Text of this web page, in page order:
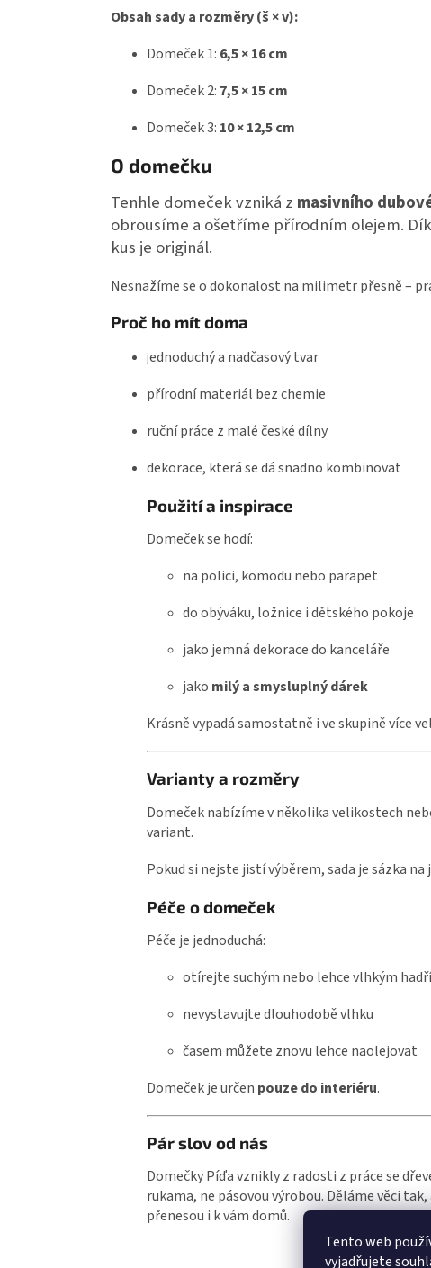
Tento web
vyjadřujete
Obsah sady a rozměry (š × v):
Domeček 1: 6,5 × 16 cm
Domeček 2: 7,5 × 15 cm
Domeček 3: 10 × 12,5 cm
O domečku
Tenhle domeček vzniká z masivního
obrousíme a ošetříme přírodním olejem.
kus je originál.
Nesnažíme se o dokonalost na milimetr přesně –
Proč ho mít doma
jednoduchý a nadčasový tvar
přírodní materiál bez chemie
ruční práce z malé české dílny
dekorace, která se dá snadno kombinovat
Použití a inspirace
Domeček se hodí:
na polici, komodu nebo parapet
do obýváku, ložnice i dětského pokoje
jako jemná dekorace do kanceláře
jako milý a smysluplný dárek
Krásně vypadá samostatně i ve skupině více
Varianty a rozměry
Domeček nabízíme v několika velikostech
variant.
Pokud si nejste jistí výběrem, sada je sázka
Péče o domeček
Péče je jednoduchá:
otírejte suchým nebo lehce vlhkým
nevystavujte dlouhodobě vlhku
časem můžete znovu lehce naolejovat
Domeček je určen pouze do interiéru.
Pár slov od nás
Domečky Píďa vznikly z radosti z práce se
rukama, ne pásovou výrobou. Děláme věci
přenesou i k vám domů.